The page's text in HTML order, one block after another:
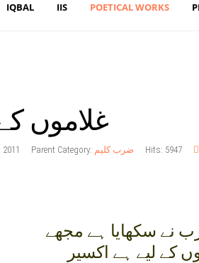
IQBAL IIS POETICAL WORKS
غلاموں
Parent Category: ضرب کلیم Hits: 5947
نے سکھايا ہے مجھے
کے ليے ہے اکسير